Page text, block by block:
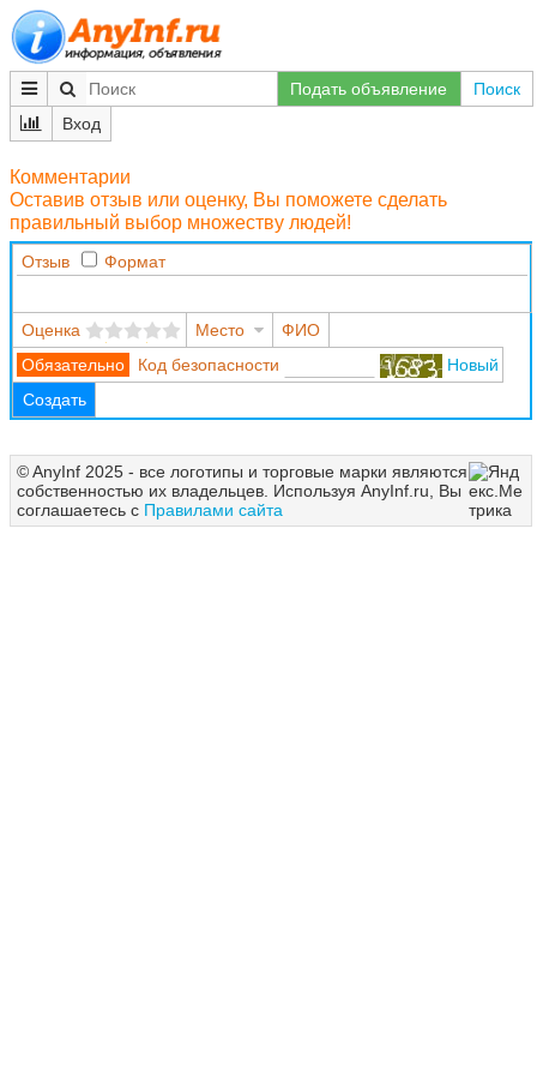
Подать объявление
Поиск
Вход
Комментарии
Оставив отзыв или оценку, Вы поможете сделать
правильный выбор множеству людей!
Отзыв Формат
Оценка Место
ФИО
Код безопасности
Новый
Создать
© AnyInf 2025 - все логотипы и торговые марки являются
собственностью их владельцев. Используя AnyInf.ru, Вы
соглашаетесь с Правилами сайта